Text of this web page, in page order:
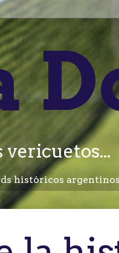
vericuetos...
históricos argentinos